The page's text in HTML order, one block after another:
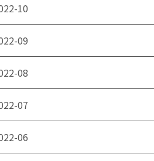
10
09
08
07
06